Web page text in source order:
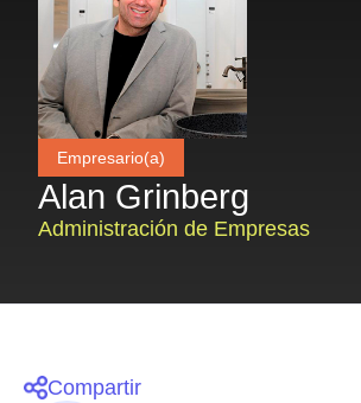
Empresario(a)
Alan Grinberg
Administración de Empresas
Compartir